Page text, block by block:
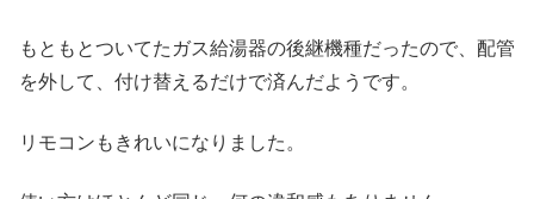
もともとついてたガス給湯器の後継機種だったので、配管
を外して、付け替えるだけで済んだようです。
リモコンもきれいになりました。